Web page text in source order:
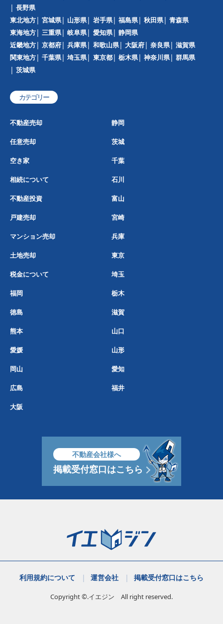
長野県
東北地方
宮城県 山形県 岩手県 福島県 秋田県
青森県
東海地方
三重県 岐阜県 愛知県
静岡県
近畿地方
京都府 兵庫県 和歌山県 大阪府 奈良県
滋賀県
関東地方
千葉県 埼玉県 東京都 栃木県 神奈川県
群馬県
茨城県
カテゴリー
不動産売却 静岡
任意売却 茨城
空き家 千葉
相続について 石川
不動産投資 富山
戸建売却 宮崎
マンション売却 兵庫
土地売却 東京
税金について 埼玉
福岡 栃木
徳島 滋賀
熊本 山口
愛媛 山形
岡山 愛知
広島 福井
大阪
不動産会社様へ
掲載受付窓口はこちら
利用規約について 運営会社 掲載受付窓口はこちら
Copyright ©.イエジン All right reserved.